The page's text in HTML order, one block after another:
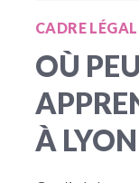
CADRE LÉGAL
OÙ
À